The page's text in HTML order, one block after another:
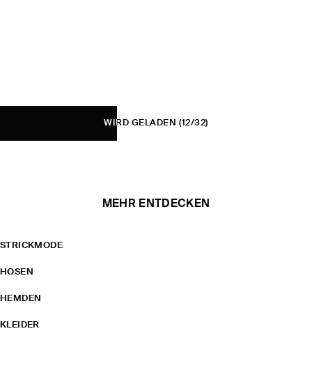
WIRD GELADEN (12/32)
MEHR ENTDECKEN
STRICKMODE
HOSEN
HEMDEN
KLEIDER